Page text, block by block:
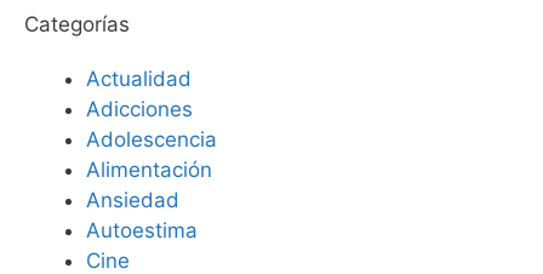
Categorías
Actualidad
Adicciones
Adolescencia
Alimentación
Ansiedad
Autoestima
Cine